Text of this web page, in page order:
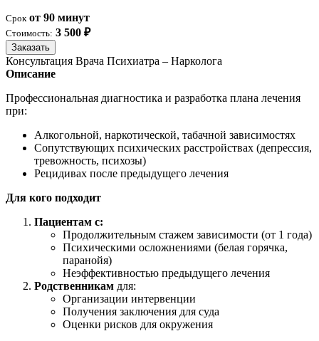
Срок от 90 минут
Стоимость: 3 500 ₽
Заказать
Консультация Врача Психиатра – Нарколога
Описание
Профессиональная диагностика и разработка плана лечения
при:
Алкогольной, наркотической, табачной зависимостях
Сопутствующих психических расстройствах (депрессия,
тревожность, психозы)
Рецидивах после предыдущего лечения
Для кого подходит
Пациентам с:
Продолжительным стажем зависимости (от 1 года)
Психическими осложнениями (белая горячка,
паранойя)
Неэффективностью предыдущего лечения
Родственникам для:
Организации интервенции
Получения заключения для суда
Оценки рисков для окружения